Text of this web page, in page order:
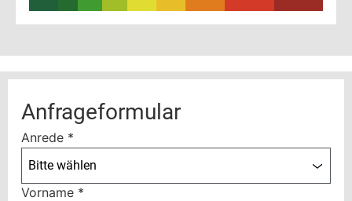
Anfrageformular
Anrede *
Bitte wählen
Vorname *